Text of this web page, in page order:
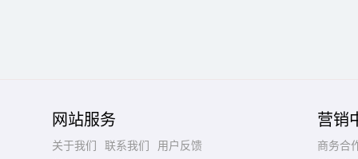
网站服务
关于我们 联系我们
用户反馈
营销
商务合